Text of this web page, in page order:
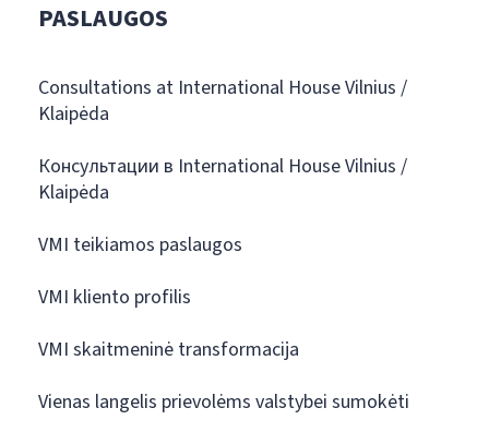
PASLAUGOS
Consultations at International House Vilnius /
Klaipėda
Консультации в International House Vilnius /
Klaipėda
VMI teikiamos paslaugos
VMI kliento profilis
VMI skaitmeninė transformacija
Vienas langelis prievolėms valstybei sumokėti